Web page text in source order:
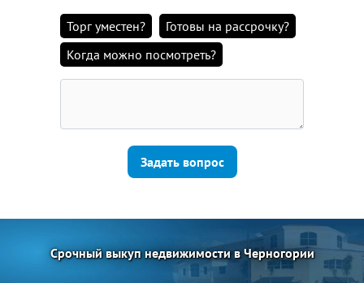
Торг уместен?
Готовы на рассрочку?
Когда можно посмотреть?
Задать вопрос
Срочный выкуп недвижимости в Черногории